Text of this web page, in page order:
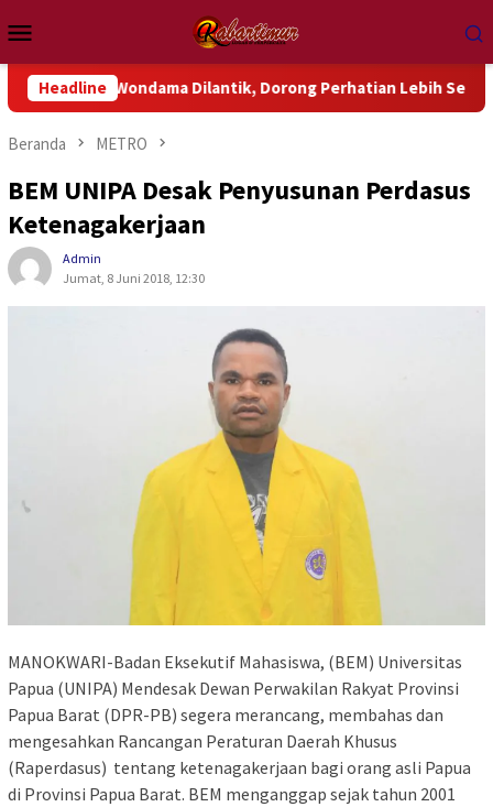
ke
kontenMobile
Headline
Wondama Dilantik, Dorong Perhatian Lebih Serius Terhadap
Beranda METRO
BEM UNIPA Desak Penyusunan Perdasus
Ketenagakerjaan
Admin
Jumat, 8 Juni 2018, 12:30
MANOKWARI-Badan Eksekutif Mahasiswa, (BEM) Universitas
Papua (UNIPA) Mendesak Dewan Perwakilan Rakyat Provinsi
Papua Barat (DPR-PB) segera merancang, membahas dan
mengesahkan Rancangan Peraturan Daerah Khusus
(Raperdasus) tentang ketenagakerjaan bagi orang asli Papua
di Provinsi Papua Barat. BEM menganggap sejak tahun 2001